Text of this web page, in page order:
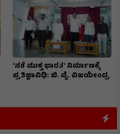
'ನಶೆ ಮುಕ್ತ ಭಾರತ' ನಿರ್ಮಾಣಕ್ಕೆ
ಪ್ರತಿಜ್ಞಾವಿಧಿ: ಬಿ. ವೈ. ವಿಜಯೇಂದ್ರ